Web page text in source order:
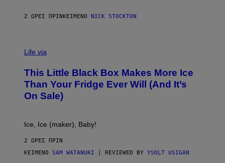
2 ΏΡΕΣ ΠΡΙΝΚΕΊΜΕΝΟ NICK STOCKTON
I
E
C
T
I
Life via
This Little Black Box Makes More Ice
Than Your Fridge Ever Will (And It’s
On Sale)
Ice, Ice (maker), Baby!
2 ΏΡΕΣ ΠΡΙΝ
ΚΕΊΜΕΝΟ SAM WATANUKI | REVIEWED BY YSOLT USIGAN